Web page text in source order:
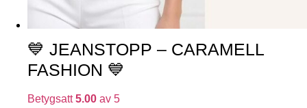
💙 JEANSTOPP – CARAMELL
FASHION 💙
Betygsatt5.00 av 5